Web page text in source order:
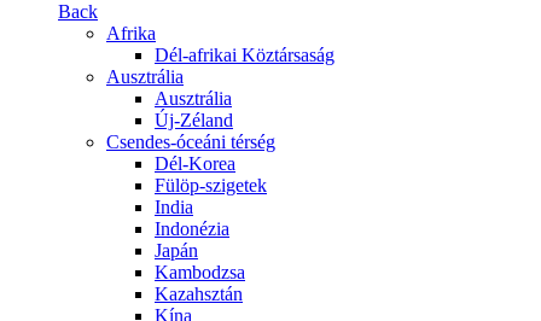
Back
Afrika
Dél-afrikai Köztársaság
Ausztrália
Ausztrália
Új-Zéland
Csendes-óceáni térség
Dél-Korea
Fülöp-szigetek
India
Indonézia
Japán
Kambodzsa
Kazahsztán
Kína